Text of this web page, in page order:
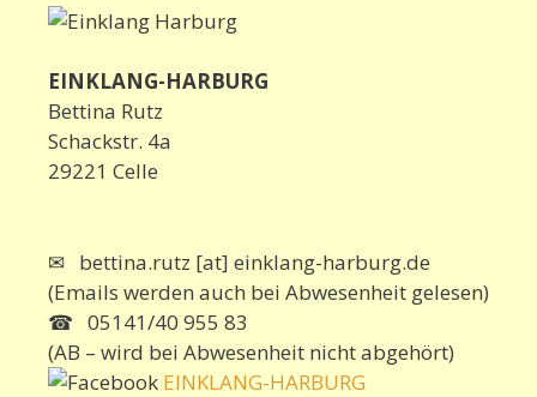
EINKLANG-HARBURG
Bettina Rutz
Schackstr. 4a
29221 Celle
✉ bettina.rutz [at] einklang-harburg.de
(Emails werden auch bei Abwesenheit gelesen)
☎ 05141/40 955 83
(AB – wird bei Abwesenheit nicht abgehört)
EINKLANG-HARBURG